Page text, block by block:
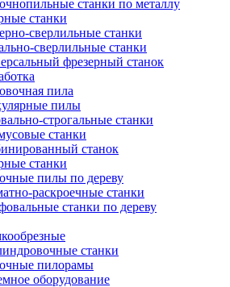
станки по металлу
станки
сверлильные станки
сверлильные станки
фрезерный станок
пила
пилы
строгальные станки
станки
станок
станки
пилы по дереву
раскроечные станки
станки по дереву
станки
пилорамы
оборудование